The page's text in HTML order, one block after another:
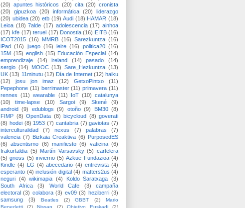
(20) apuntes históricos (20) cita (20) cronista
(20)
gipuzkoa (20) informática (20)
liderazgo
(20) ubidea (20) etb (19) Audi (18) HAMAR (18)
Leioa (18) 7alde (17) adolescencia (17) ainhoa
(17) kfe (17) teruel (17) Donostia (16) EITB (16)
ICOT2015 (16) MMRB (16) Sarezkuntza (16)
iPad (16) juego (16) leire (16) politica20 (16)
15M (15) english (15) Educación Especial (14)
emprendizaje
(14) ireland (14) pasado
(14)
sergio (14) MOOC (13) Sare_Hezkuntza (13)
UK (13) 11minutu (12) Día de Internet (12) haiku
(12)
josu jon imaz (12) GetxoPintxo
(11)
Pepephone (11) berrimaster (11) primavera (11)
rennes (11) wearable (11) IoT (10) catalunya
(10)
time-lapse (10) Sargoi (9) Skené
(9)
android (9) edublogs (9) otoño (9) BM30 (8)
FIMP (8) OpenData (8) bicycloud (8) goverati
(8) hodei (8) 1953 (7) cantabria (7) gaviotas (7)
interculturalidad
(7) nexus (7) palabras
(7)
valencia (7) Bizkaia Creaktiva (6) PurposedES
(6)
absentismo (6) manifiesto (6) vaticina (6)
Irakurtaldia (5) Martín Varsavsky (5) cartelera
(5) gnoss (5) invierno (5) Azkue Fundazioa (4)
Kindle (4) LG (4) abecedario (4) entrevista (4)
esperanto (4) inclusión digital (4) matters2us (4)
neguri (4) wikimapia (4) Koldo Saratxaga (3)
South Africa
(3) World Cafe (3)
campaña
electoral (3) colabora (3) ev09 (3) heziberri (3)
samsung
(3) Beatles (2) GBBT (2)
Mario
Benedetti
(2) Nissan (2) Objetivo Euskadi
(2)